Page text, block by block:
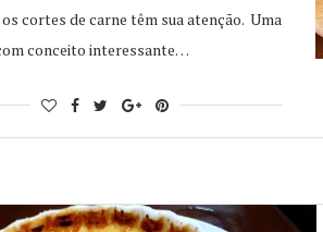
cortes de carne têm sua atenção. Uma
conceito interessante…